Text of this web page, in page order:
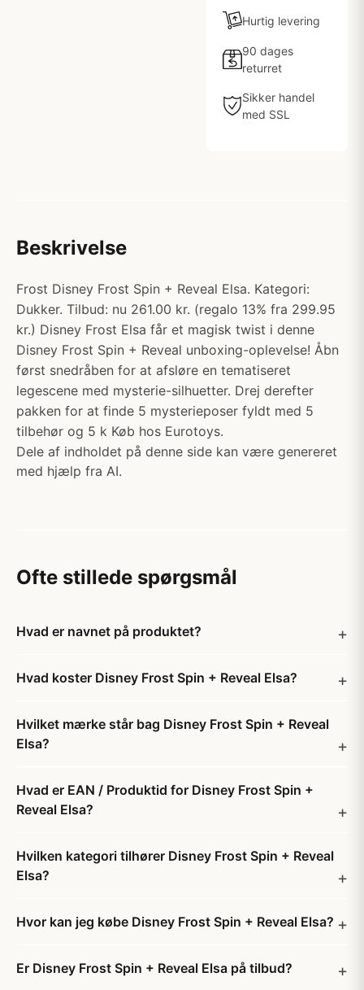
Hurtig levering
90 dages
returret
Sikker handel
med SSL
Beskrivelse
Frost Disney Frost Spin + Reveal Elsa. Kategori:
Dukker. Tilbud: nu 261.00 kr. (regalo 13% fra 299.95
kr.) Disney Frost Elsa får et magisk twist i denne
Disney Frost Spin + Reveal unboxing-oplevelse! Åbn
først snedråben for at afsløre en tematiseret
legescene med mysterie-silhuetter. Drej derefter
pakken for at finde 5 mysterieposer fyldt med 5
tilbehør og 5 k Køb hos Eurotoys.
Dele af indholdet på denne side kan være genereret
med hjælp fra AI.
Ofte stillede spørgsmål
Hvad er navnet på produktet?
Hvad koster Disney Frost Spin + Reveal Elsa?
Hvilket mærke står bag Disney Frost Spin + Reveal
Elsa?
Hvad er EAN / Produktid for Disney Frost Spin +
Reveal Elsa?
Hvilken kategori tilhører Disney Frost Spin + Reveal
Elsa?
Hvor kan jeg købe Disney Frost Spin + Reveal Elsa?
Er Disney Frost Spin + Reveal Elsa på tilbud?